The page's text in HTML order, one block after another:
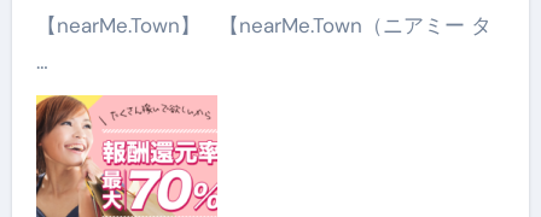
【nearMe.Town】 【nearMe.Town（ニアミー タ
…